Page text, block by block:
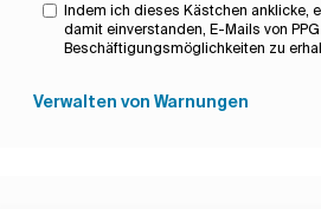
Indem ich dieses Kästchen anklicke,
damit einverstanden, E-Mails von
Beschäftigungsmöglichkeiten zu
Verwalten von Warnungen